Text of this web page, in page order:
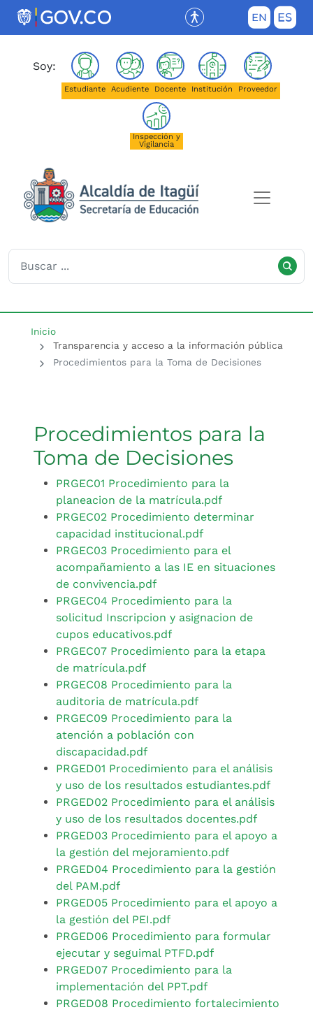
Saltar al contenido principal
(Este enlace abrirá una nueva
Soy:
Estudiante Acudiente Docente Institución Proveedor
Inspección y
Vigilancia
Inicio
Transparencia y acceso a la información pública
Procedimientos para la Toma de Decisiones
Procedimientos para la
Toma de Decisiones
PRGEC01 Procedimiento para la
planeacion de la matrícula.pdf
PRGEC02 Procedimiento determinar
capacidad institucional.pdf
PRGEC03 Procedimiento para el
acompañamiento a las IE en situaciones
de convivencia.pdf
PRGEC04 Procedimiento para la
solicitud Inscripcion y asignacion de
cupos educativos.pdf
PRGEC07 Procedimiento para la etapa
de matrícula.pdf
PRGEC08 Procedimiento para la
auditoria de matrícula.pdf
PRGEC09 Procedimiento para la
atención a población con
discapacidad.pdf
PRGED01 Procedimiento para el análisis
y uso de los resultados estudiantes.pdf
PRGED02 Procedimiento para el análisis
y uso de los resultados docentes.pdf
PRGED03 Procedimiento para el apoyo a
la gestión del mejoramiento.pdf
PRGED04 Procedimiento para la gestión
del PAM.pdf
PRGED05 Procedimiento para el apoyo a
la gestión del PEI.pdf
PRGED06 Procedimiento para formular
ejecutar y seguimal PTFD.pdf
PRGED07 Procedimiento para la
implementación del PPT.pdf
PRGED08 Procedimiento fortalecimiento